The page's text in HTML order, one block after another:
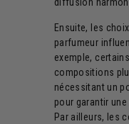
diffusion
Ensuite, les
parfumeur
exemple,
compositions
nécessitant un
pour garantir
Par ailleurs, les